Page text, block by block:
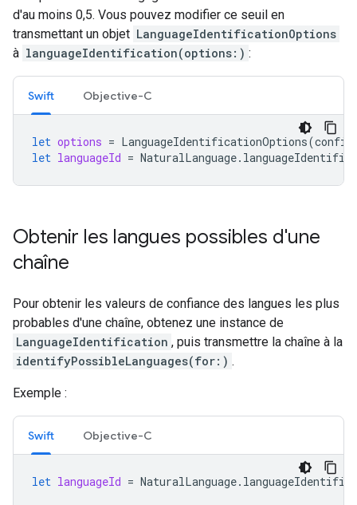
d'au moins 0,5. Vous pouvez modifier ce seuil en
transmettant un objet LanguageIdentificationOptions
à languageIdentification(options:) :
Swift Objective-C
let options = LanguageIdentificationOptions(
let languageId = NaturalLanguage.
Obtenir les langues possibles d'une
chaîne
Pour obtenir les valeurs de confiance des langues les plus
probables d'une chaîne, obtenez une instance de
LanguageIdentification , puis transmettre la chaîne à la
identifyPossibleLanguages(for:) .
Exemple :
Swift Objective-C
let languageId = NaturalLanguage.